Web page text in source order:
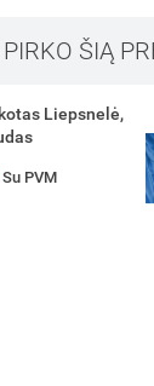
ŠIĄ
Liepsnelė,
Su PVM